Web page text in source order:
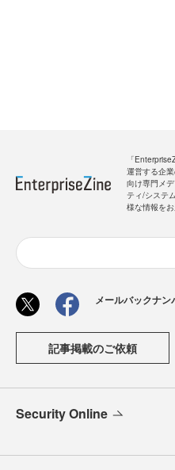
「
運営する企
向け専門メ
ティ/システ
様な情報をお
メールバックナン
記事掲載のご依頼
Security Online